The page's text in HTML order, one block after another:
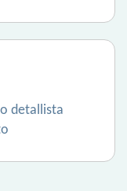
detallista